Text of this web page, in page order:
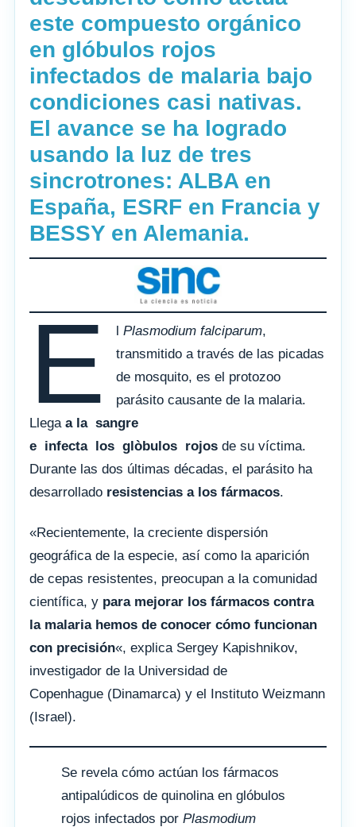
este compuesto orgánico
en glóbulos rojos
infectados de malaria bajo
condiciones casi nativas.
El avance se ha logrado
usando la luz de tres
sincrotrones: ALBA en
España, ESRF en Francia y
BESSY en Alemania.
E lPlasmodium falciparum,
transmitido a través de las picadas
de mosquito, es el protozoo
parásito causante de la malaria.
Llegaa la sangre
e infecta los glòbulos rojos de su víctima.
Durante las dos últimas décadas, el parásito ha
desarrollado resistencias a los fármacos.
«Recientemente, la creciente dispersión
geográfica de la especie, así como la aparición
de cepas resistentes, preocupan a la comunidad
científica, y para mejorar los fármacos contra
la malaria hemos de conocer cómo funcionan
con precisión«, explica Sergey Kapishnikov,
investigador de la Universidad de
Copenhague (Dinamarca) y el Instituto Weizmann
(Israel).
Se revela cómo actúan los fármacos
antipalúdicos de quinolina en glóbulos
rojos infectados por Plasmodium